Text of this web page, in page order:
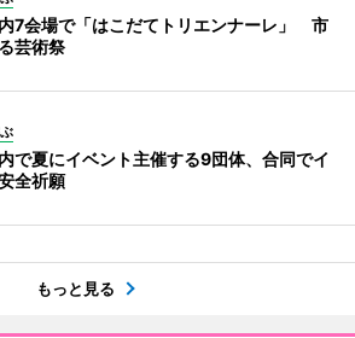
7会場で「はこだてトリエンナーレ」 市
芸術祭
で夏にイベント主催する9団体、合同でイ
全祈願
もっと見る